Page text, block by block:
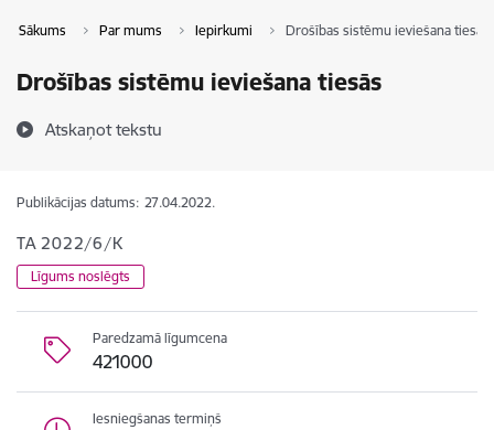
Sākums Par mums Iepirkumi Drošības sistēmu ieviešana tiesās
Drošības sistēmu ieviešana tiesās
Atskaņot tekstu
Publikācijas datums: 27.04.2022.
TA 2022/6/K
Līgums noslēgts
Paredzamā līgumcena
421000
Iesniegšanas termiņš